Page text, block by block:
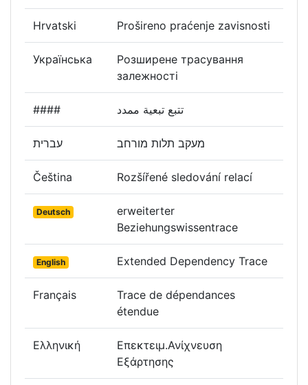
Hrvatski Prošireno praćenje zavisnosti
Українська
Розширене трасування
залежності
####
עברית
Čeština Rozšířené sledování relací
Deutsch
erweiterter
Beziehungswissentrace
English Extended Dependency Trace
Français
Trace de dépendances
étendue
Ελληνική
Επεκτειμ.Ανίχνευση
Εξάρτησης